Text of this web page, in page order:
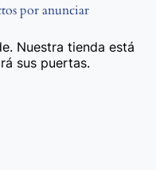
por anunciar
Nuestra tienda está
sus puertas.